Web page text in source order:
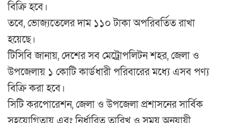
বিক্রি হবে।
তবে, ভোজ্যতেলের দাম ১১০ টাকা অপরিবর্তিত রাখা
হয়েছে।
টিসিবি জানায়, দেশের সব মেট্রোপলিটন শহর, জেলা ও
উপজেলায় ১ কোটি কার্ডধারী পরিবারের মধ্যে এসব পণ্য
বিক্রি করা হবে।
সিটি করপোরেশন, জেলা ও উপজেলা প্রশাসনের সার্বিক